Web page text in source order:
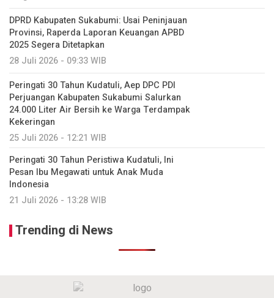
DPRD Kabupaten Sukabumi: Usai Peninjauan
Provinsi, Raperda Laporan Keuangan APBD
2025 Segera Ditetapkan
28 Juli 2026 - 09:33 WIB
Peringati 30 Tahun Kudatuli, Aep DPC PDI
Perjuangan Kabupaten Sukabumi Salurkan
24.000 Liter Air Bersih ke Warga Terdampak
Kekeringan
25 Juli 2026 - 12:21 WIB
Peringati 30 Tahun Peristiwa Kudatuli, Ini
Pesan Ibu Megawati untuk Anak Muda
Indonesia
21 Juli 2026 - 13:28 WIB
Trending di News